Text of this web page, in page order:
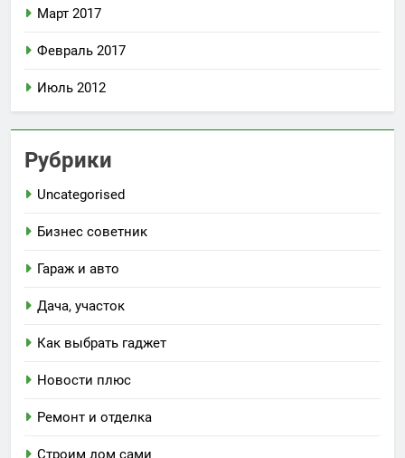
Март 2017
Февраль 2017
Июль 2012
Рубрики
Uncategorised
Бизнес советник
Гараж и авто
Дача, участок
Как выбрать гаджет
Новости плюс
Ремонт и отделка
Строим дом сами